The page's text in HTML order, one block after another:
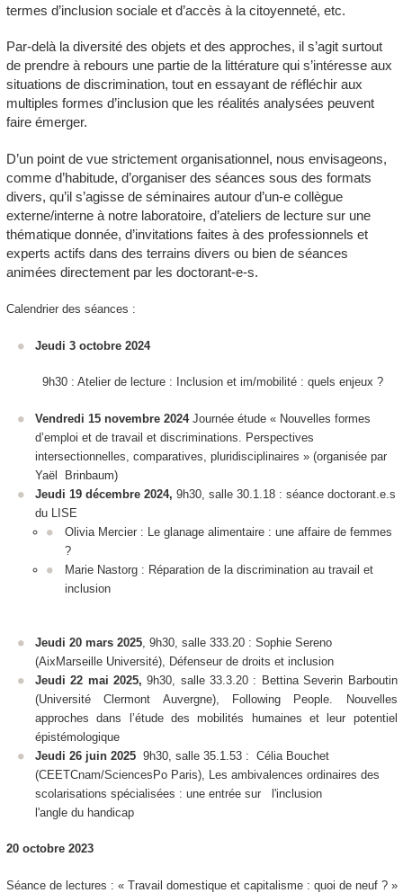
termes d’inclusion sociale et d’accès à la citoyenneté, etc.
Par-delà la diversité des objets et des approches, il s’agit surtout
de prendre à rebours une partie de la littérature qui s’intéresse aux
situations de discrimination, tout en essayant de réfléchir aux
multiples formes d’inclusion que les réalités analysées peuvent
faire émerger.
D’un point de vue strictement organisationnel, nous envisageons,
comme d’habitude, d’organiser des séances sous des formats
divers, qu’il s’agisse de séminaires autour d’un-e collègue
externe/interne à notre laboratoire, d’ateliers de lecture sur une
thématique donnée, d’invitations faites à des professionnels et
experts actifs dans des terrains divers ou bien de séances
animées directement par les doctorant-e-s.
Calendrier des séances :
Jeudi 3 octobre 2024
9h30 : Atelier de lecture : Inclusion et im/mobilité : quels enjeux ?
Vendredi 15 novembre 2024 Journée étude « Nouvelles formes
d’emploi et de travail et discriminations. Perspectives
intersectionnelles, comparatives, pluridisciplinaires » (organisée par
Yaël Brinbaum)
Jeudi 19 décembre 2024, 9h30, salle 30.1.18 : séance doctorant.e.s
du LISE
Olivia Mercier : Le glanage alimentaire : une affaire de femmes
?
Marie Nastorg : Réparation de la discrimination au travail et
inclusion
Jeudi 20 mars 2025 , 9h30, salle 333.20 : Sophie Sereno
(AixMarseille Université), Défenseur de droits et inclusion
Jeudi 22 mai 2025,9h30, salle 33.3.20 : Bettina Severin Barboutin
(Université Clermont Auvergne), Following People. Nouvelles
approches dans l’étude des mobilités humaines et leur potentiel
épistémologique
Jeudi 26 juin 2025 9h30, salle 35.1.53 : Célia Bouchet
(CEETCnam/SciencesPo Paris), Les ambivalences ordinaires des
scolarisations spécialisées : une entrée sur l'inclusion
l'angle du handicap
20 octobre 2023
Séance de lectures : « Travail domestique et capitalisme : quoi de neuf ? »